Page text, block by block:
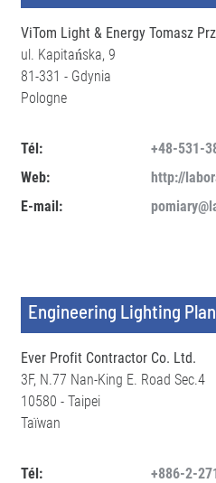
ViTom Light & Energy Tomasz
ul. Kapitańska, 9
81-331 - Gdynia
Pologne
Tél:
+48-531-
Web:
http://
E-mail:
Engineering Lighting
Ever Profit Contractor Co. Ltd.
3F, N.77 Nan-King E. Road Sec.4
10580 - Taipei
Taïwan
Tél:
+886-2-